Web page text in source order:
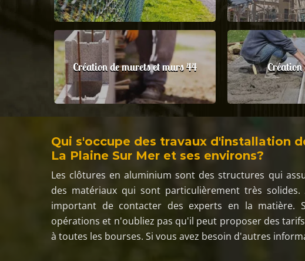
Création de murets et murs 44 Création
Qui s'occupe des travaux d'installation
La Plaine Sur Mer et ses environs?
Les clôtures en aluminium sont des structures qui
des matériaux qui sont particulièrement très
important de contacter des experts en la matière.
opérations et n'oubliez pas qu'il peut proposer des
à toutes les bourses. Si vous avez besoin d'autres